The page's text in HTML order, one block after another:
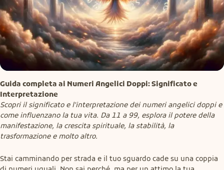
Guida completa ai Numeri Angelici Doppi: Significato e
Interpretazione
Scopri il significato e l'interpretazione dei numeri angelici doppi e
come influenzano la tua vita. Da 11 a 99, esplora il potere della
manifestazione, la crescita spirituale, la stabilità, la
trasformazione e molto altro.
Stai camminando per strada e il tuo sguardo cade su una coppia